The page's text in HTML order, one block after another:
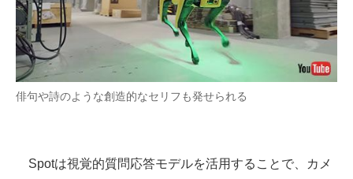
俳句や詩のような創造的なセリフも発せられる
Spotは視覚的質問応答モデルを活用することで、カメ